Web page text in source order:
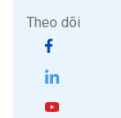
Theo dõi